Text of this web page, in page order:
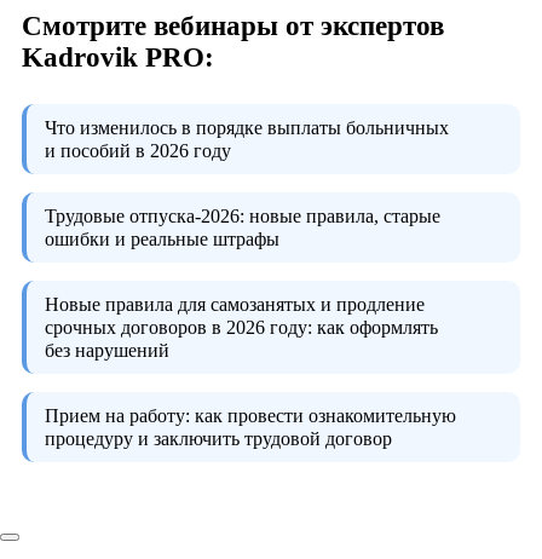
Смотрите вебинары от экспертов
Kadrovik PRO:
Что изменилось в порядке выплаты больничных
и пособий в 2026 году
Трудовые отпуска-2026: новые правила, старые
ошибки и реальные штрафы
Новые правила для самозанятых и продление
срочных договоров в 2026 году: как оформлять
без нарушений
Прием на работу: как провести ознакомительную
процедуру и заключить трудовой договор